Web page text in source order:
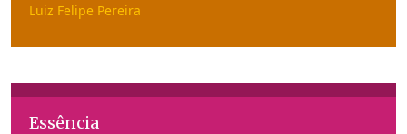
Luiz Felipe Pereira
Essência